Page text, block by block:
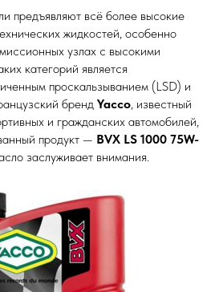
предъявляют всё более высокие
жидкостей, особенно
узлах с высокими
категорий является
проскальзыванием (LSD) и
бренд Yacco, известный
и гражданских автомобилей,
продукт — BVX LS 1000 75W-
заслуживает внимания.